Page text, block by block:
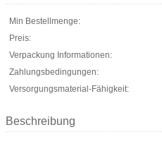
Min Bestellmenge:
Preis:
Verpackung Informationen:
Zahlungsbedingungen:
Versorgungsmaterial-Fähigkeit:
Beschreibung